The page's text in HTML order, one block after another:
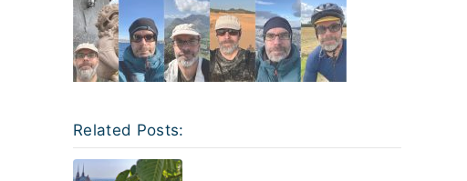
Related Posts: